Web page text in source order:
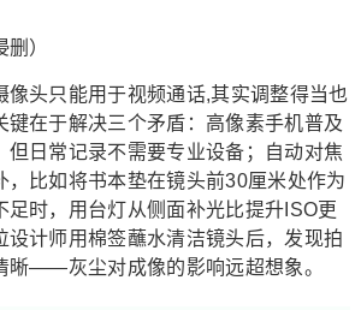
）
像头只能用于视频通话,其实调整得当也
键在于解决三个矛盾：高像素手机普及
但日常记录不需要专业设备；自动对焦
，比如将书本垫在镜头前30厘米处作为
足时，用台灯从侧面补光比提升ISO更
设计师用棉签蘸水清洁镜头后，发现拍
晰——灰尘对成像的影响远超想象。